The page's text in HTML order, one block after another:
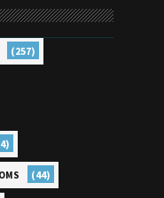
(257)
(44)